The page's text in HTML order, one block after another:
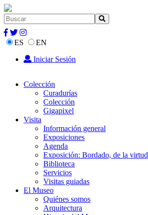
ES
EN
Iniciar Sesión
Colección
Curadurías
Colección
Gigapixel
Visita
Información general
Exposiciones
Agenda
Exposición: Bordado, de la virtud
Biblioteca
Servicios
Visitas guiadas
El Museo
Quiénes somos
Arquitectura